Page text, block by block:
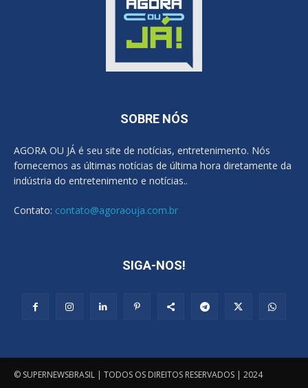
SOBRE NÓS
AGORA OU JÁ é seu site de notícias, entretenimento. Nós
fornecemos as últimas notícias de última hora diretamente da
indústria do entretenimento e notícias..
Contato: contato@agoraouja.com.br
SIGA-NOS!
© SUPERNEWSBRASIL | TODOS OS DIREITOS RESERVADOS | 2024